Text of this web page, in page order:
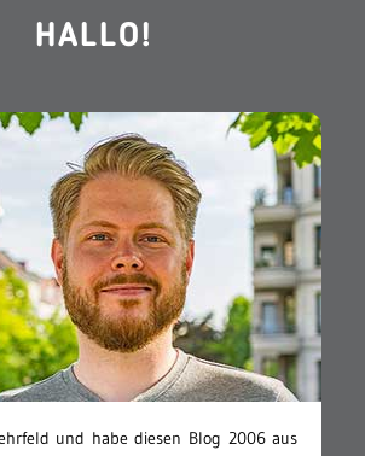
HALLO!
und habe diesen Blog 2006 aus